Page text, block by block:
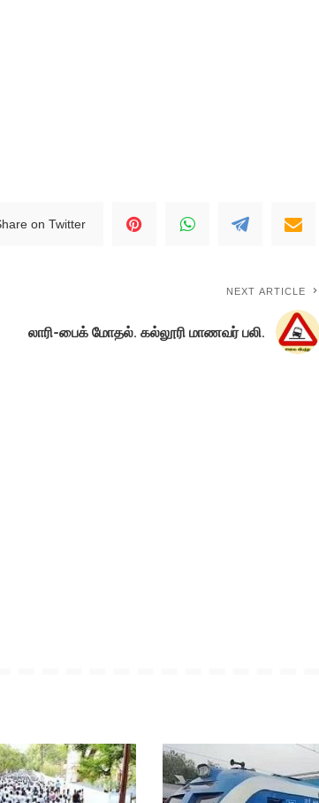
on Twitter
NEXT ARTICLE
லாரி-பைக் மோதல். கல்லூரி மாணவர் பலி.